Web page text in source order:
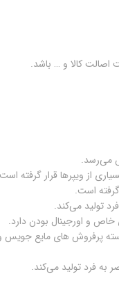
اصالت کالا و … باشد.
می‌رسد.
از ویپرها قرار گرفته
است.
تولید می‌کند.
و اورجینال بودن دارد.
پرفروش های مایع جویس و
فرد تولید می‌کند.